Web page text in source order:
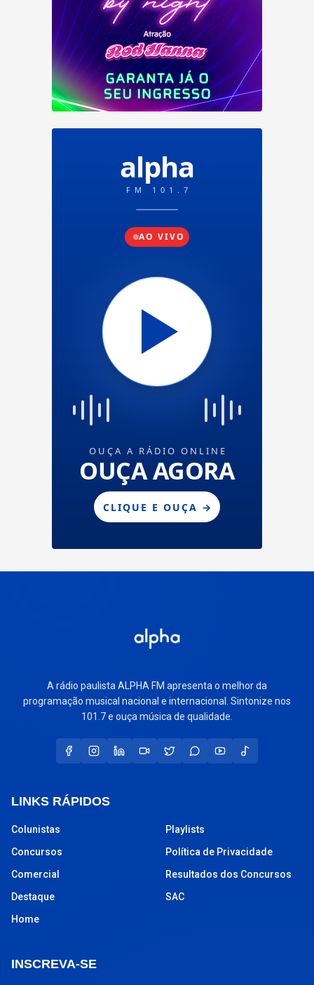
A rádio paulista ALPHA FM apresenta o melhor da
programação musical nacional e internacional. Sintonize nos
101.7 e ouça música de qualidade.
LINKS RÁPIDOS
Colunistas
Concursos
Comercial
Destaque
Home
Playlists
Política de Privacidade
Resultados dos Concursos
SAC
INSCREVA-SE